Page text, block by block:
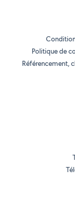
Politique de
Référencement,